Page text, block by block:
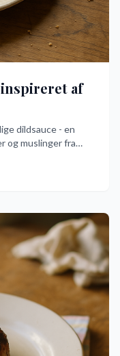
af
dildsauce - en
og muslinger fra
kogte nye